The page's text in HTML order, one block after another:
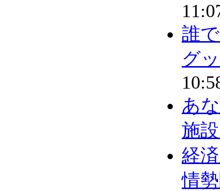
誰
グ
あ
施
経
情